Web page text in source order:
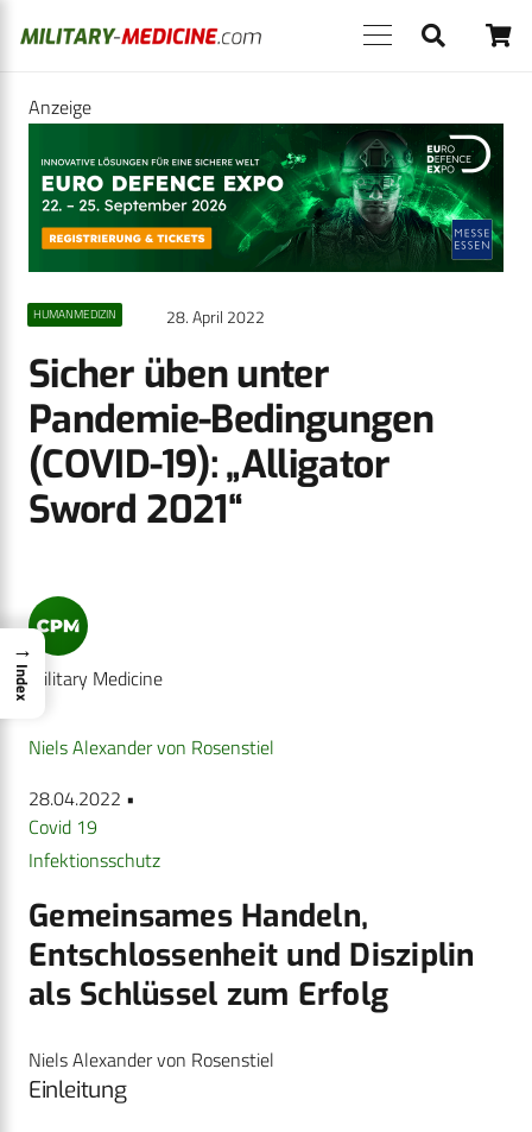
Anzeige
HUMANMEDIZIN 28. April 2022
Sicher üben unter
Pandemie-Bedingungen
(COVID-19): „Alligator
Sword 2021“
Military Medicine
Niels Alexander von Rosenstiel
28.04.2022 •
Covid 19
Infektionsschutz
Gemeinsames Handeln,
Entschlossenheit und Disziplin
als Schlüssel zum Erfolg
Niels Alexander von Rosenstiel
Einleitung
→
Index